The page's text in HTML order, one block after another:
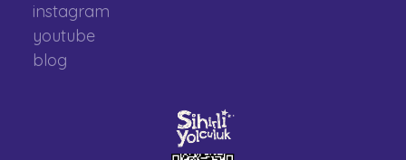
instagram
youtube
blog